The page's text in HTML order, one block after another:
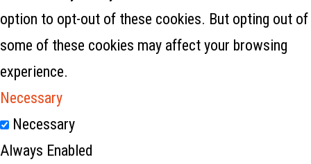
option to opt-out of these cookies. But opting out of
some of these cookies may affect your browsing
experience.
Necessary
Necessary
Always Enabled